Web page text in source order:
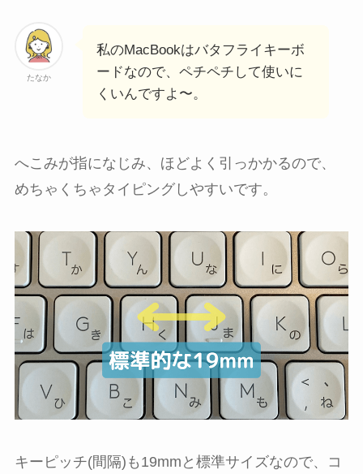
たなか
私のMacBookはバタフライキーボ
ードなので、ペチペチして使いに
くいんですよ〜。
へこみが指になじみ、ほどよく引っかかるので、
めちゃくちゃタイピングしやすいです。
キーピッチ(間隔)も19mmと標準サイズなので、コ